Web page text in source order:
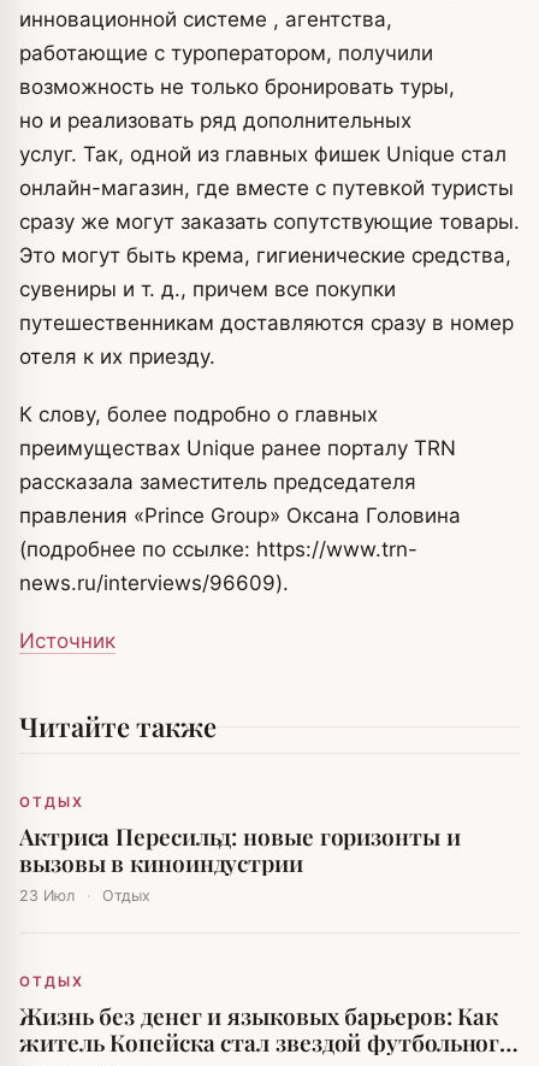
инновационной системе , агентства,
работающие с туроператором, получили
возможность не только бронировать туры,
но и реализовать ряд дополнительных
услуг. Так, одной из главных фишек Unique стал
онлайн-магазин, где вместе с путевкой туристы
сразу же могут заказать сопутствующие товары.
Это могут быть крема, гигиенические средства,
сувениры и т. д., причем все покупки
путешественникам доставляются сразу в номер
отеля к их приезду.
К слову, более подробно о главных
преимуществах Unique ранее порталу TRN
рассказала заместитель председателя
правления «Prince Group» Оксана Головина
(подробнее по ссылке: https://www.trn-
news.ru/interviews/96609).
Источник
Читайте также
ОТДЫХ
Актриса Пересильд: новые горизонты и
вызовы в киноиндустрии
23 Июл · Отдых
ОТДЫХ
Жизнь без денег и языковых барьеров: Как
житель Копейска стал звездой футбольного